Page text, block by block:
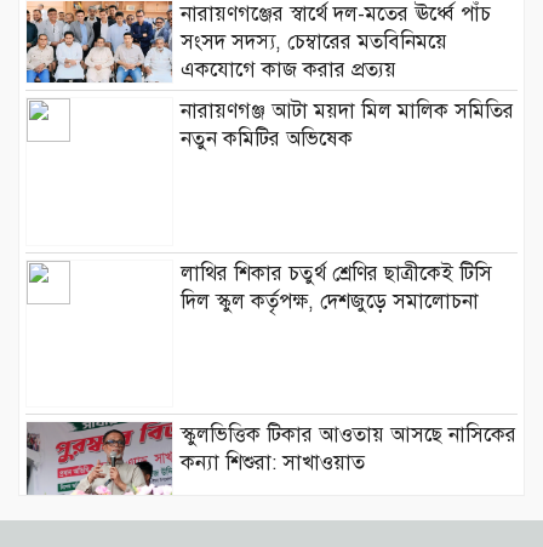
নারায়ণগঞ্জের স্বার্থে দল-মতের ঊর্ধ্বে পাঁচ
সংসদ সদস্য, চেম্বারের মতবিনিময়ে
একযোগে কাজ করার প্রত্যয়
নারায়ণগঞ্জ আটা ময়দা মিল মালিক সমিতির
নতুন কমিটির অভিষেক
লাথির শিকার চতুর্থ শ্রেণির ছাত্রীকেই টিসি
দিল স্কুল কর্তৃপক্ষ, দেশজুড়ে সমালোচনা
স্কুলভিত্তিক টিকার আওতায় আসছে নাসিকের
কন্যা শিশুরা: সাখাওয়াত